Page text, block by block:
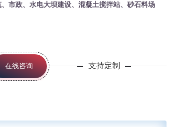
市政、水电大坝建设、混凝土搅拌站、砂石料场
在线咨询 支持定制